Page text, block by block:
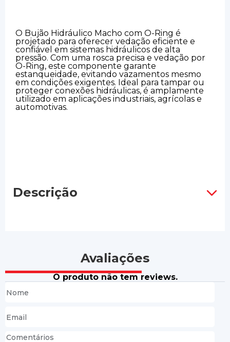
O Bujão Hidráulico Macho com O-Ring é
projetado para oferecer vedação eficiente e
confiável em sistemas hidráulicos de alta
pressão. Com uma rosca precisa e vedação por
O-Ring, este componente garante
estanqueidade, evitando vazamentos mesmo
em condições exigentes. Ideal para tampar ou
proteger conexões hidráulicas, é amplamente
utilizado em aplicações industriais, agrícolas e
automotivas.
Descrição
Avaliações
O produto não tem reviews.